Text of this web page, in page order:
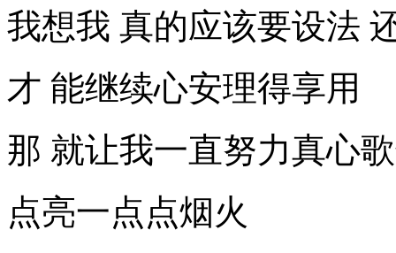
我想我 真的应该要设法
才 能继续心安理得享用
那 就让我一直努力真心
点亮一点点烟火